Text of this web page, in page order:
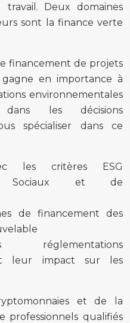
Deux domaines
sont la finance verte
financement de projets
gagne en importance à
environnementales
dans les décisions
spécialiser dans ce
les critères ESG
Sociaux et de
de financement des
réglementations
leur impact sur les
et de la
professionnels qualifiés